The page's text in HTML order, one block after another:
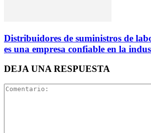
Distribuidores de suministros de
es una empresa confiable en la
DEJA UNA RESPUESTA